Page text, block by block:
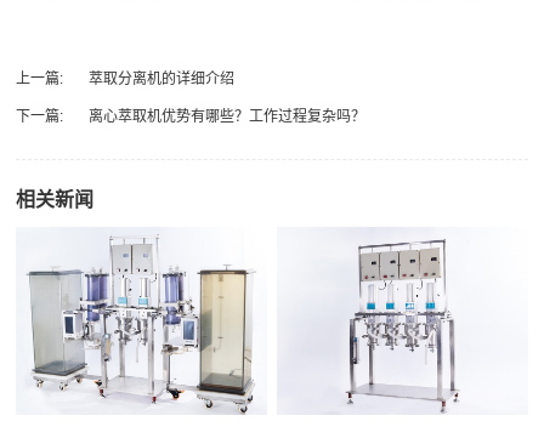
上一篇: 萃取分离机的详细介绍
下一篇: 离心萃取机优势有哪些？工作过程复杂吗？
相关新闻